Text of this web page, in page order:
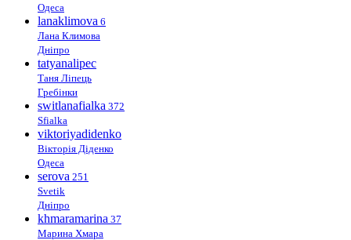
Одеса
lanaklimova 6
Лана Климова
Дніпро
tatyanalipec
Таня Ліпець
Гребінки
switlanafialka 372
Sfialka
viktoriyadidenko
Вікторія Діденко
Одеса
serova 251
Svetik
Дніпро
khmaramarina 37
Марина Хмара